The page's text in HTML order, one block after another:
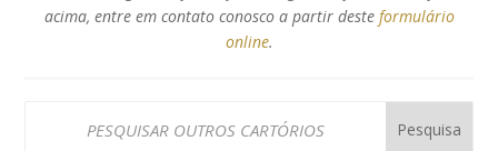
acima, entre em contato conosco a partir deste formulário
online.